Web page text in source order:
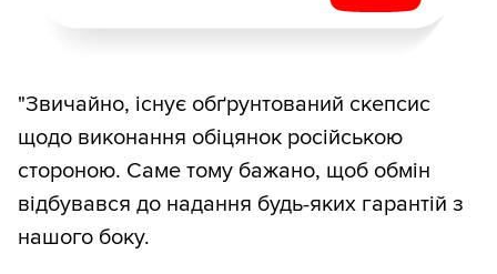
"Звичайно, існує обґрунтований скепсис
щодо виконання обіцянок російською
стороною. Саме тому бажано, щоб обмін
відбувався до надання будь-яких гарантій з
нашого боку.